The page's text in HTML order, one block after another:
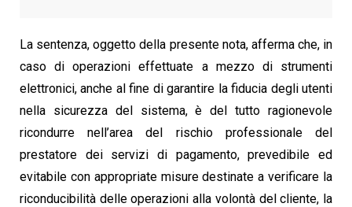
La sentenza, oggetto della presente nota, afferma che, in
caso di operazioni effettuate a mezzo di strumenti
elettronici, anche al fine di garantire la fiducia degli utenti
nella sicurezza del sistema, è del tutto ragionevole
ricondurre nell’area del rischio professionale del
prestatore dei servizi di pagamento, prevedibile ed
evitabile con appropriate misure destinate a verificare la
riconducibilità delle operazioni alla volontà del cliente, la